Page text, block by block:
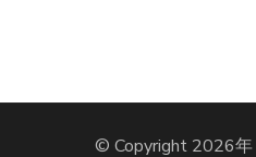
© Copyright 2026年